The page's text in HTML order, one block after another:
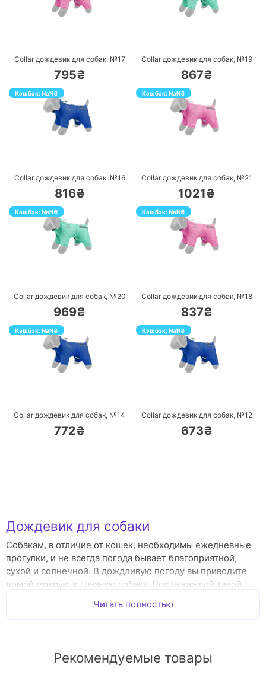
Collar дождевик для собак, №17
795₴
Collar дождевик для собак, №19
867₴
Кэшбэк:NaN₴
Collar дождевик для собак, №16
816₴
Кэшбэк:NaN₴
Collar дождевик для собак, №21
1021₴
Кэшбэк:NaN₴
Collar дождевик для собак, №20
969₴
Кэшбэк:NaN₴
Collar дождевик для собак, №18
837₴
Кэшбэк:NaN₴
Collar дождевик для собак, №14
772₴
Кэшбэк:NaN₴
Collar дождевик для собак, №12
673₴
Дождевик для собаки
Собакам, в отличие от кошек, необходимы ежедневные
прогулки, и не всегда погода бывает благоприятной,
сухой и солнечной. В дождливую погоду вы приводите
домой мокрую и грязную собаку. После каждой такой
всем теле, а это забирает ваше время, да и собака не в
придумалидождевики для собак. Дождевик поможет
Читать полностью
Рекомендуемые товары